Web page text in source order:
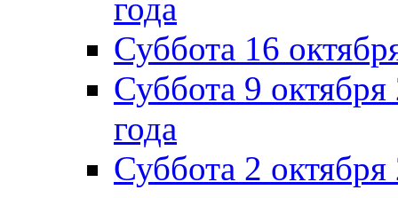
года
Суббота 16
Суббота 9
года
Суббота 2